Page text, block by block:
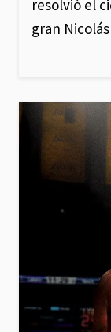
resolvió el
gran